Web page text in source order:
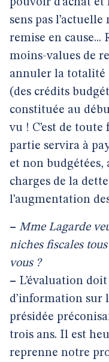
pouvoir d’achat et
sens pas
remise en cause...
moins-values de
annuler la totalité
(des crédits
constituée au
vu ! C’est de
partie servira à
et non budgétées,
charges de la
l’augmentation
– Mme Lagarde
niches fiscales tous
vous ?
– L’évaluation
d’information sur
présidée
trois ans. Il est
reprenne notre